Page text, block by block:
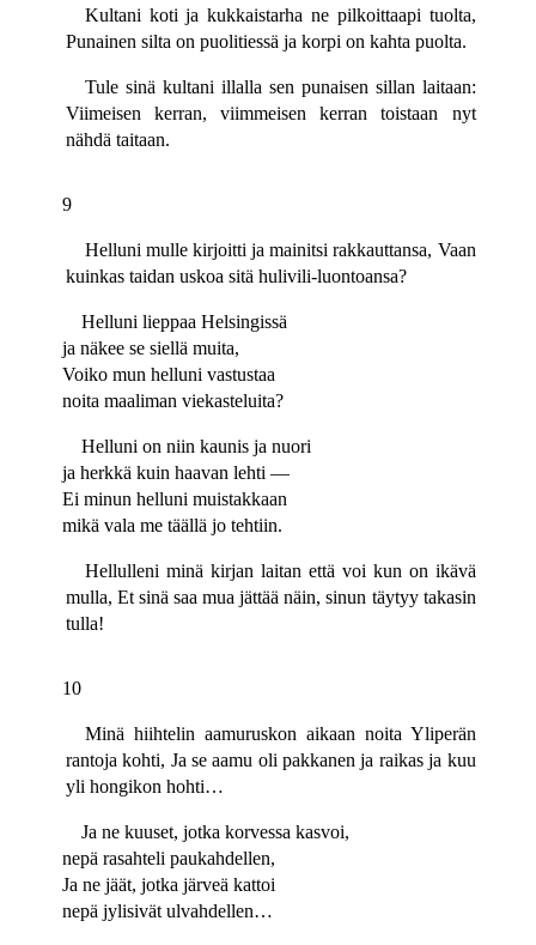
Kultani koti ja kukkaistarha ne pilkoittaapi tuolta,
Punainen silta on puolitiessä ja korpi on kahta puolta.
Tule sinä kultani illalla sen punaisen sillan laitaan:
Viimeisen kerran, viimmeisen kerran toistaan nyt
nähdä taitaan.
9
Helluni mulle kirjoitti ja mainitsi rakkauttansa, Vaan
kuinkas taidan uskoa sitä hulivili-luontoansa?
Helluni lieppaa Helsingissä
ja näkee se siellä muita,
Voiko mun helluni vastustaa
noita maaliman viekasteluita?
Helluni on niin kaunis ja nuori
ja herkkä kuin haavan lehti —
Ei minun helluni muistakkaan
mikä vala me täällä jo tehtiin.
Hellulleni minä kirjan laitan että voi kun on ikävä
mulla, Et sinä saa mua jättää näin, sinun täytyy takasin
tulla!
10
Minä hiihtelin aamuruskon aikaan noita Yliperän
rantoja kohti, Ja se aamu oli pakkanen ja raikas ja kuu
yli hongikon hohti…
Ja ne kuuset, jotka korvessa kasvoi,
nepä rasahteli paukahdellen,
Ja ne jäät, jotka järveä kattoi
nepä jylisivät ulvahdellen…